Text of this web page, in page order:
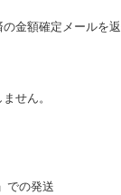
金額確定メールを返
せん。
での発送